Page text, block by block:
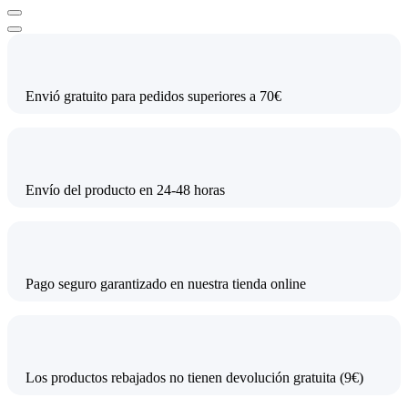
Envió gratuito para pedidos superiores a 70€
Envío del producto en 24-48 horas
Pago seguro garantizado en nuestra tienda online
Los productos rebajados no tienen devolución gratuita (9€)